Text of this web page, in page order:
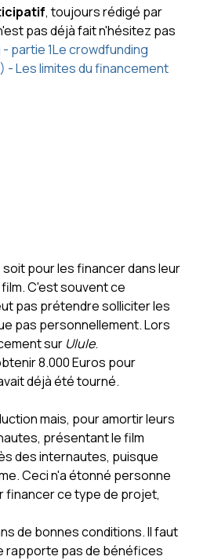
, toujours rédigé par
pas déjà fait n'hésitez pas
partie 1Le crowdfunding
- Les limites du financement
pour les financer dans leur
C'est souvent ce
pas prétendre solliciter les
pas personnellement. Lors
sur Ulule.
8.000 Euros pour
déjà été tourné.
mais, pour amortir leurs
présentant le film
des internautes, puisque
Ceci n'a étonné personne
financer ce type de projet,
de bonnes conditions. Il faut
rapporte pas de bénéfices